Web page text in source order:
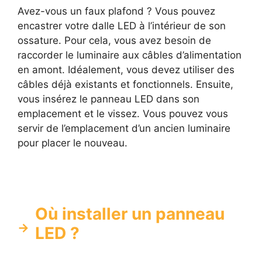
Avez-vous un faux plafond ? Vous pouvez
encastrer votre dalle LED à l’intérieur de son
ossature. Pour cela, vous avez besoin de
raccorder le luminaire aux câbles d’alimentation
en amont. Idéalement, vous devez utiliser des
câbles déjà existants et fonctionnels. Ensuite,
vous insérez le panneau LED dans son
emplacement et le vissez. Vous pouvez vous
servir de l’emplacement d’un ancien luminaire
pour placer le nouveau.
Où installer un panneau
LED ?